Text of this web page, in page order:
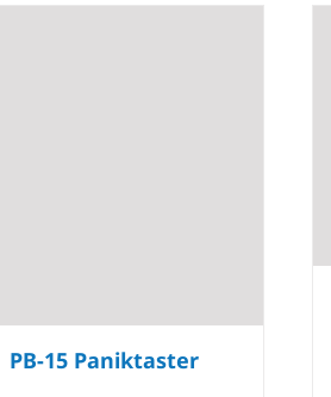
PB-15 Paniktaster